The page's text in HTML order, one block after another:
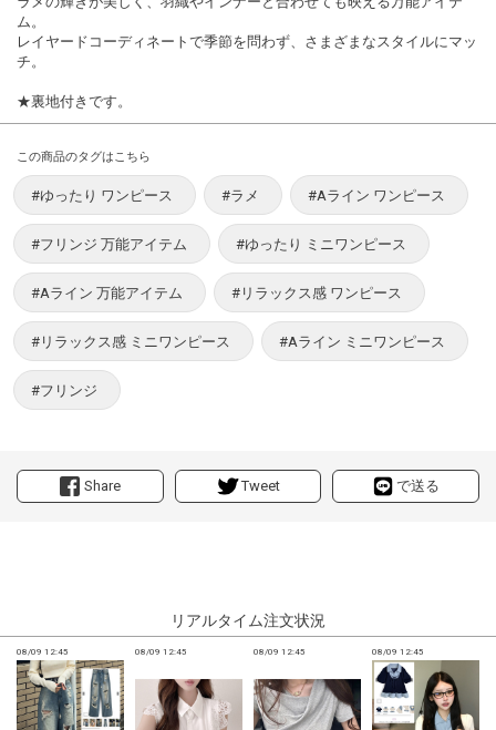
Share Tweet で送る
ム。
レイヤードコーディネートで季節を問わず、さまざまなスタイルにマッ
チ。
★裏地付きです。
この商品のタグはこちら
#ゆったり ワンピース #ラメ #Aライン ワンピース
#フリンジ 万能アイテム #ゆったり ミニワンピース
#Aライン 万能アイテム #リラックス感 ワンピース
#リラックス感 ミニワンピース #Aライン ミニワンピース
#フリンジ
リアルタイム注文状況
08/09 12:45 08/09 12:45 08/09 12:45 08/09 12:45